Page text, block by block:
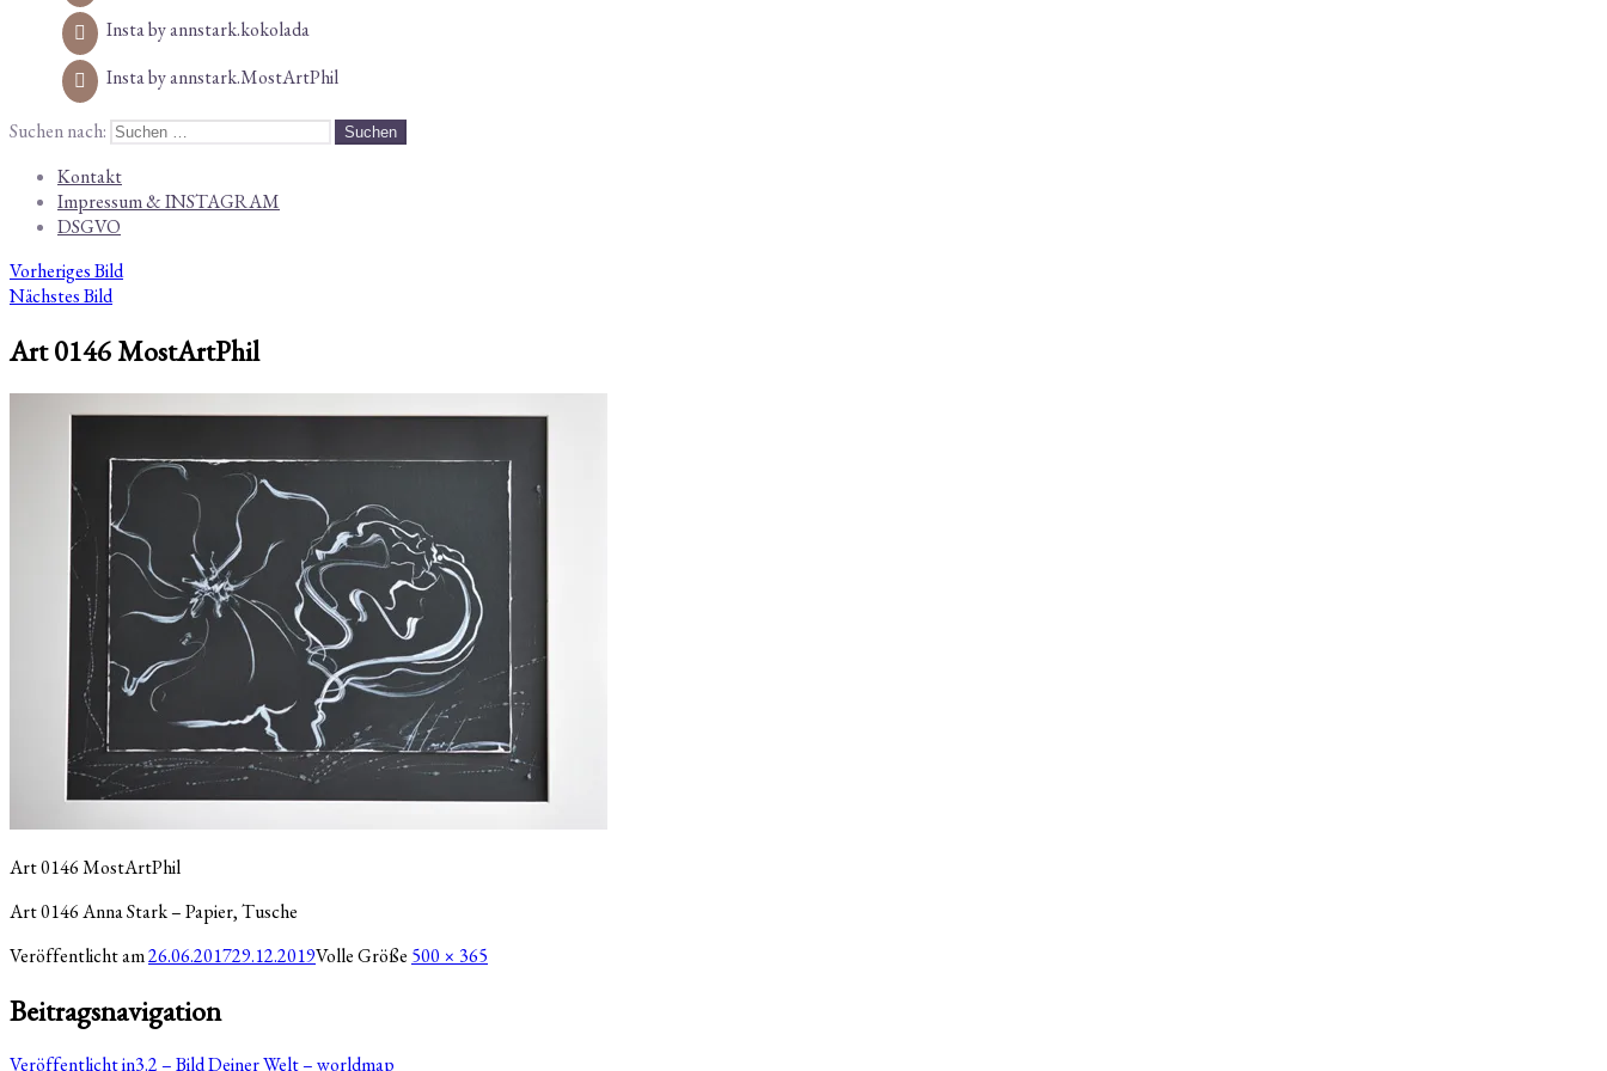
Insta by annstark.kokolada
Insta by annstark.MostArtPhil
Suchen nach:
Kontakt
Impressum & INSTAGRAM
DSGVO
Vorheriges Bild
Nächstes Bild
Art 0146 MostArtPhil
Art 0146 MostArtPhil
Art 0146 Anna Stark – Papier, Tusche
Veröffentlicht am26.06.201729.12.2019Volle Größe 500 × 365
Beitragsnavigation
Veröffentlicht in3.2 – Bild Deiner Welt – worldmap